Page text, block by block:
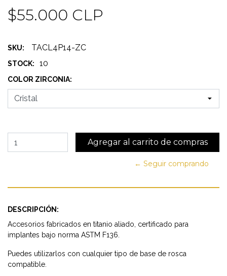
$55.000 CLP
SKU: TACL4P14-ZC
STOCK: 10
COLOR ZIRCONIA:
← Seguir comprando
DESCRIPCIÓN:
Accesorios fabricados en titanio aliado, certificado para
implantes bajo norma ASTM F136.
Puedes utilizarlos con cualquier tipo de base de rosca
compatible.